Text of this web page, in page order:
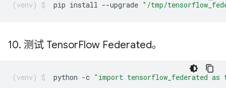
pip install --upgrade "/tmp/
10. 测试 TensorFlow Federated。
python -c "import tensorflow_federated